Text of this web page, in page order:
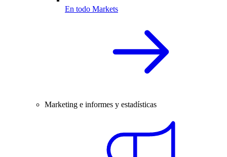
En todo Markets
Marketing e informes y estadísticas